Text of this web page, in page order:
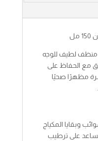
منظف لطيف للوجه
مع الحفاظ على
مظهرًا صحيًا
وبقايا المكياج
تساعد على ترطيب